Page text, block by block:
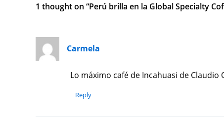
1 thought on “Perú brilla en la Global Specialty
Carmela
Lo máximo café de Incahuasi de Claudio
Reply